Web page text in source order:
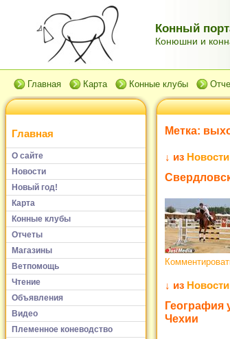
Конный
Конюшни и
Главная Карта Конные клубы
Главная
О сайте
Новости
Новый год!
Карта
Конные клубы
Отчеты
Магазины
Ветпомощь
Чтение
Объявления
Видео
Племенное коневодство
Метка:
↓ из Новости
↓ из Новости
География
Чехии